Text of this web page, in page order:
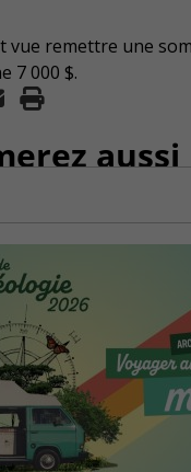
vue remettre une
7 000 $.
aussi